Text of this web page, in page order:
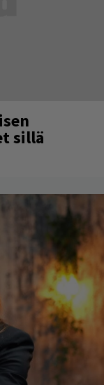
sillä